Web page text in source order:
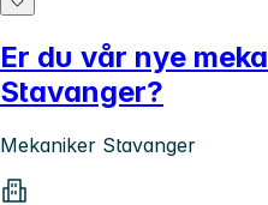
Er du vår nye
Stavanger?
Mekaniker Stavanger